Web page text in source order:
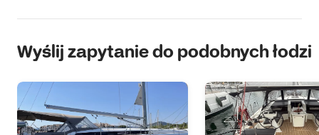
Wyślij zapytanie do podobnych łodzi